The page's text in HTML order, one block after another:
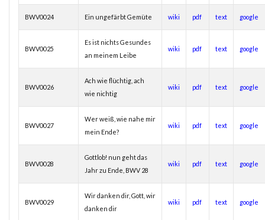
BWV0024 Ein ungefärbt Gemüte wiki pdf text google
BWV0025
Es ist nichts Gesundes
an meinem Leibe
wiki pdf text google
BWV0026
Ach wie flüchtig, ach
wie nichtig
wiki pdf text google
BWV0027
Wer weiß, wie nahe mir
mein Ende?
wiki pdf text google
BWV0028
Gottlob! nun geht das
Jahr zu Ende, BWV 28
wiki pdf text google
BWV0029
Wir danken dir, Gott, wir
danken dir
wiki pdf text google